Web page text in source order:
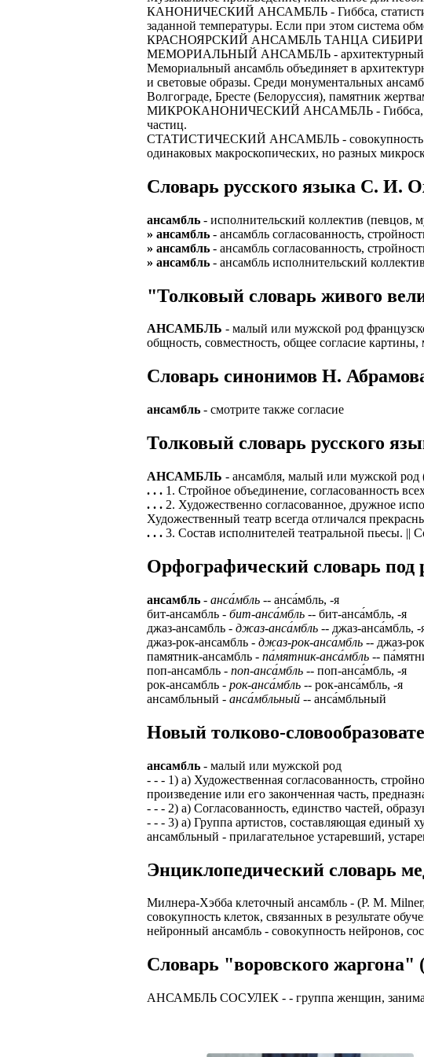
ПРОЦЕСС ОФОРМЛЕНИЯ:
приглашение от
работодателем подобранной
Лицензия по
ВОЗМОЖНО
Также смотрите
А также рассматриваются
# работа за рубежом
# трудоустройство за
ЗАДАЧИ
Доставлять клиентам
Подписывать документы при
картами банка.
В ходе консультации
установке мобильного банка
Пожалуйста, НЕ ЗВОНИТЕ!
Опыт не нужен, но
курьер документов,
В таких банках, как
Открытие, Почта Банк.
В направлениях: без опыта,
КАНОНИЧЕСКИЙ АНСАМБЛЬ - Гиббса,
заданной температуры. Если при этом система
КРАСНОЯРСКИЙ АНСАМБЛЬ ТАНЦА СИБИРИ -
МЕМОРИАЛЬНЫЙ АНСАМБЛЬ - архитектурный
Мемориальный ансамбль объединяет в
и световые образы. Среди монументальных
Волгограде, Бресте (Белоруссия), памятник
МИКРОКАНОНИЧЕСКИЙ АНСАМБЛЬ - Гиббса,
частиц.
СТАТИСТИЧЕСКИЙ АНСАМБЛЬ - совокупность
одинаковых макроскопических, но разных
Словарь русского языка С. И.
ансамбль - исполнительский коллектив (певцов,
» ансамбль - ансамбль согласованность,
» ансамбль - ансамбль согласованность,
» ансамбль - ансамбль исполнительский
"Толковый словарь живого
АНСАМБЛЬ - малый или мужской род
общность, совместность, общее согласие
Cловарь синонимов Н.
ансамбль - смотрите также согласие
Толковый словарь русского
АНСАМБЛЬ - ансамбля, малый или мужской род
. . . 1. Стройное объединение, согласованность
. . . 2. Художественно согласованное, дружное
Художественный театр всегда отличался
. . . 3. Состав исполнителей театральной пьесы.
Орфографический словарь под
ансамбль - анса́мбль -- анса́мбль, -я
бит-ансамбль - бит-анса́мбль -- бит-анса́мбль, -я
джаз-ансамбль - джаз-анса́мбль -- джаз-анса́мбль, -
джаз-рок-ансамбль - джаз-рок-анса́мбль -- джаз-
памятник-ансамбль - па́мятник-анса́мбль --
поп-ансамбль - поп-анса́мбль -- поп-анса́мбль, -я
рок-ансамбль - рок-анса́мбль -- рок-анса́мбль, -я
ансамбльный - анса́мбльный -- анса́мбльный
Новый толково-
ансамбль - малый или мужской род
- - - 1) а) Художественная согласованность,
произведение или его законченная часть,
- - - 2) а) Согласованность, единство частей,
- - - 3) а) Группа артистов, составляющая единый
ансамбльный - прилагательное устаревший,
Энциклопедический словарь
Милнера-Хэбба клеточный ансамбль - (Р. М. Milner,
совокупность клеток, связанных в результате
нейронный ансамбль - совокупность нейронов,
Словарь "воровского жаргона"
АНСАМБЛЬ СОСУЛЕК - - гpуппа женщин,